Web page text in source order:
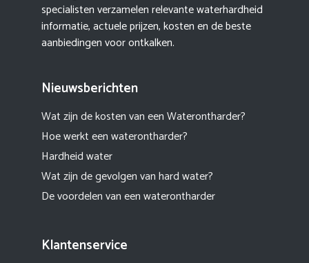
specialisten verzamelen relevante waterhardheid
informatie, actuele prijzen, kosten en de beste
aanbiedingen voor ontkalken.
Nieuwsberichten
Wat zijn de kosten van een Waterontharder?
Hoe werkt een waterontharder?
Hardheid water
Wat zijn de gevolgen van hard water?
De voordelen van een waterontharder
Klantenservice